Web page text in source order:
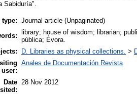
Sabiduría".
type:
Journal article (Unpaginated)
library; house of wisdom; librarian;
pública; Évora.
D. Libraries as physical collections. >
user:
Anales de Documentación Revista
Date 28 Nov 2012